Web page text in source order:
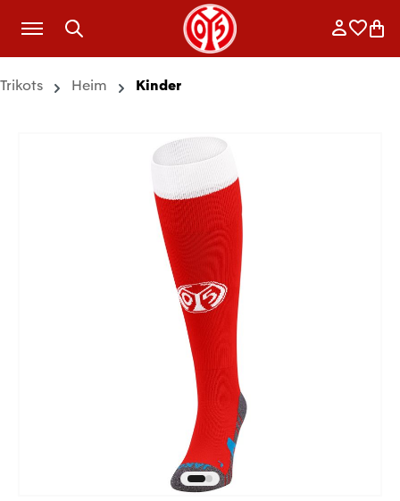
Zum Hauptinhalt springen
Trikots Heim Kinder